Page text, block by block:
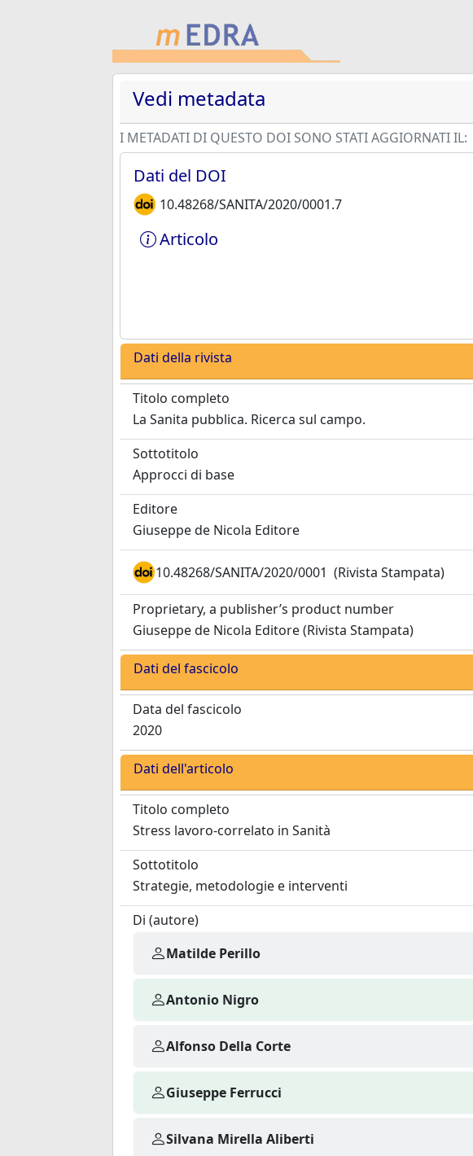
Vedi metadata
I METADATI DI QUESTO DOI SONO STATI AGGIORNATI IL:
Dati del DOI
10.48268/SANITA/2020/0001.7
Articolo
Dati della rivista
Titolo completo
La Sanita pubblica. Ricerca sul campo.
Sottotitolo
Approcci di base
Editore
Giuseppe de Nicola Editore
10.48268/SANITA/2020/0001 (Rivista Stampata)
Proprietary, a publisher’s product number
Giuseppe de Nicola Editore (Rivista Stampata)
Dati del fascicolo
Data del fascicolo
2020
Dati dell'articolo
Titolo completo
Stress lavoro-correlato in Sanità
Sottotitolo
Strategie, metodologie e interventi
Di (autore)
Matilde Perillo
Antonio Nigro
Alfonso Della Corte
Giuseppe Ferrucci
Silvana Mirella Aliberti